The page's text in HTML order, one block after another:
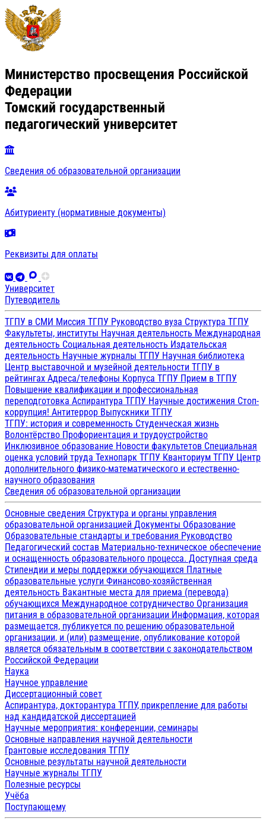
Министерство просвещения Российской
Федерации
Томский государственный
педагогический университет
Сведения об образовательной организации
Абитуриенту (нормативные документы)
Реквизиты для оплаты
Университет
Путеводитель
ТГПУ в СМИ Миссия ТГПУ Руководство вуза Структура ТГПУ
Факультеты, институты Научная деятельность Международная
деятельность Социальная деятельность Издательская
деятельность Научные журналы ТГПУ Научная библиотека
Центр выставочной и музейной деятельности ТГПУ в
рейтингах Адреса/телефоны Корпуса ТГПУ Прием в ТГПУ
Повышение квалификации и профессиональная
переподготовка Аспирантура ТГПУ Научные достижения Стоп-
коррупция! Антитеррор Выпускники ТГПУ
ТГПУ: история и современность Студенческая жизнь
Волонтёрство Профориентация и трудоустройство
Инклюзивное образование Новости факультетов Специальная
оценка условий труда Технопарк ТГПУ Кванториум ТГПУ Центр
дополнительного физико-математического и естественно-
научного образования
Сведения об образовательной организации
Основные сведения Структура и органы управления
образовательной организацией Документы Образование
Образовательные стандарты и требования Руководство
Педагогический состав Материально-техническое обеспечение
и оснащенность образовательного процесса. Доступная среда
Стипендии и меры поддержки обучающихся Платные
образовательные услуги Финансово-хозяйственная
деятельность Вакантные места для приема (перевода)
обучающихся Международное сотрудничество Организация
питания в образовательной организации Информация, которая
размещается, публикуется по решению образовательной
организации, и (или) размещение, опубликование которой
является обязательным в соответствии с законодательством
Российской Федерации
Наука
Научное управление
Диссертационный совет
Аспирантура, докторантура ТГПУ, прикрепление для работы
над кандидатской диссертацией
Научные мероприятия: конференции, семинары
Основные направления научной деятельности
Грантовые исследования ТГПУ
Основные результаты научной деятельности
Научные журналы ТГПУ
Полезные ресурсы
Учёба
Поступающему